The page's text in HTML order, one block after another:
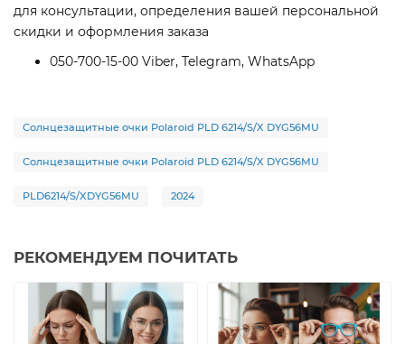
для консультации, определения вашей персональной
скидки и оформления заказа
050-700-15-00 Viber, Telegram, WhatsApp
Солнцезащитные очки Polaroid PLD 6214/S/X DYG56MU
Солнцезащитные очки Polaroid PLD 6214/S/X DYG56MU
PLD6214/S/XDYG56MU 2024
РЕКОМЕНДУЕМ ПОЧИТАТЬ